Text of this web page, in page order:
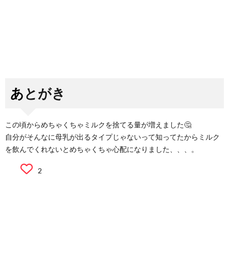
あとがき
この頃からめちゃくちゃミルクを捨てる量が増えました🤔
自分がそんなに母乳が出るタイプじゃないって知ってたからミルク
を飲んでくれないとめちゃくちゃ心配になりました、、、。
2